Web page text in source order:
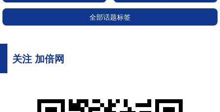
全部话题标签
关注 加倍网